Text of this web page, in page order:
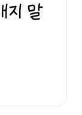
지 말